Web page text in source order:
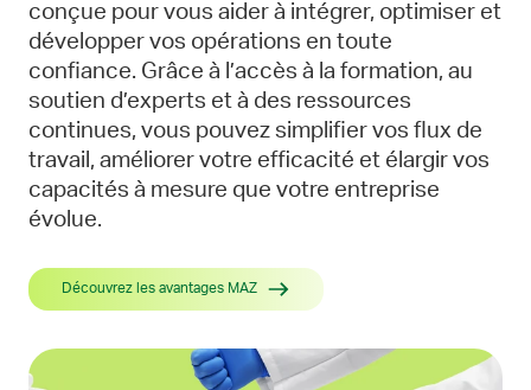
conçue pour vous aider à intégrer, optimiser et
développer vos opérations en toute
confiance. Grâce à l’accès à la formation, au
soutien d’experts et à des ressources
continues, vous pouvez simplifier vos flux de
travail, améliorer votre efficacité et élargir vos
capacités à mesure que votre entreprise
évolue.
Découvrez les avantages MAZ